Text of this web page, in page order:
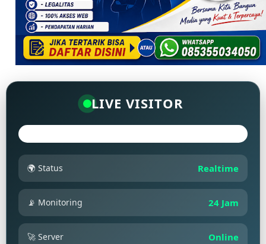
LIVE VISITOR
🌍 Status Realtime
📡 Monitoring 24 Jam
🚀 Server Online